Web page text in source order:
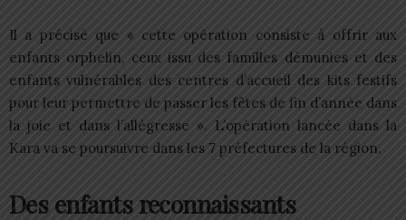
Il a précisé que « cette opération consiste à offrir aux
enfants orphelin, ceux issu des familles démunies et des
enfants vulnérables des centres d’accueil des kits festifs
pour leur permettre de passer les fêtes de fin d’année dans
la joie et dans l’allégresse ». L’opération lancée dans la
Kara va se poursuivre dans les 7 préfectures de la région.
Des enfants reconnaissants